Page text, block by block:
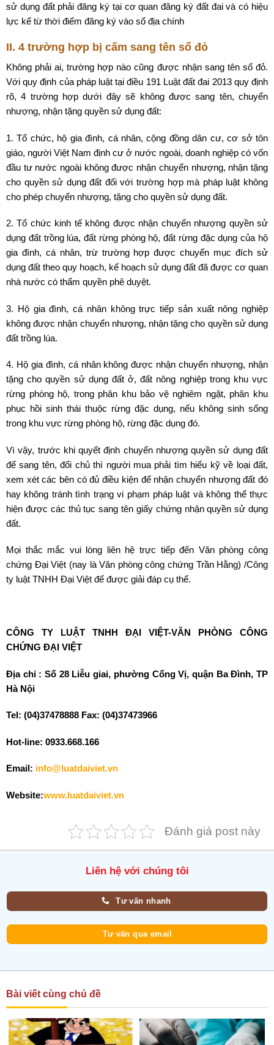
sử dụng đất phải đăng ký tại cơ quan đăng ký đất đai và có hiệu
lực kể từ thời điểm đăng ký vào sổ địa chính
II. 4 trường hợp bị cấm sang tên sổ đỏ
Không phải ai, trường hợp nào cũng được nhận sang tên sổ đỏ.
Với quy định của pháp luật tại điều 191 Luật đất đai 2013 quy định
rõ, 4 trường hợp dưới đây sẽ không được sang tên, chuyển
nhượng, nhận tặng quyền sử dụng đất:
1. Tổ chức, hộ gia đình, cá nhân, cộng đồng dân cư, cơ sở tôn
giáo, người Việt Nam định cư ở nước ngoài, doanh nghiệp có vốn
đầu tư nước ngoài không được nhận chuyển nhượng, nhận tặng
cho quyền sử dụng đất đối với trường hợp mà pháp luật không
cho phép chuyển nhượng, tặng cho quyền sử dụng đất.
2. Tổ chức kinh tế không được nhận chuyển nhượng quyền sử
dụng đất trồng lúa, đất rừng phòng hộ, đất rừng đặc dụng của hộ
gia đình, cá nhân, trừ trường hợp được chuyển mục đích sử
dụng đất theo quy hoạch, kế hoạch sử dụng đất đã được cơ quan
nhà nước có thẩm quyền phê duyệt.
3. Hộ gia đình, cá nhân không trực tiếp sản xuất nông nghiệp
không được nhận chuyển nhượng, nhận tặng cho quyền sử dụng
đất trồng lúa.
4. Hộ gia đình, cá nhân không được nhận chuyển nhượng, nhận
tặng cho quyền sử dụng đất ở, đất nông nghiệp trong khu vực
rừng phòng hộ, trong phân khu bảo vệ nghiêm ngặt, phân khu
phục hồi sinh thái thuộc rừng đặc dụng, nếu không sinh sống
trong khu vực rừng phòng hộ, rừng đặc dụng đó.
Vì vậy, trước khi quyết định chuyển nhượng quyền sử dụng đất
để sang tên, đổi chủ thì người mua phải tìm hiểu kỹ về loại đất,
xem xét các bên có đủ điều kiện để nhận chuyển nhượng đất đó
hay không tránh tình trạng vi phạm pháp luật và không thể thực
hiện được các thủ tục sang tên giấy chứng nhận quyền sử dụng
đất.
Mọi thắc mắc vui lòng liên hệ trực tiếp đến Văn phòng công
chứng Đại Việt (nay là Văn phòng công chứng Trần Hằng) /Công
ty luật TNHH Đại Việt để được giải đáp cụ thể.
CÔNG TY LUẬT TNHH ĐẠI VIỆT-VĂN PHÒNG CÔNG
CHỨNG ĐẠI VIỆT
Địa chỉ : Số 28 Liễu giai, phường Cống Vị, quận Ba Đình, TP
Hà Nội
Tel: (04)37478888 Fax: (04)37473966
Hot-line: 0933.668.166
Email: info@luatdaiviet.vn
Website:www.luatdaiviet.vn
Đánh giá post này
Liên hệ với chúng tôi
Tư vấn nhanh
Tư vấn qua email
Bài viết cùng chủ đề